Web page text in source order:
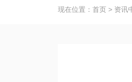
现在位置： 首页 > 资讯